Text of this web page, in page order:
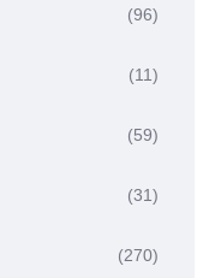
(96)
(11)
(59)
(31)
(270)